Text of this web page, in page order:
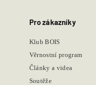
Pro zákazníky
Klub BOIS
Věrnostní program
Články a videa
Soutěže